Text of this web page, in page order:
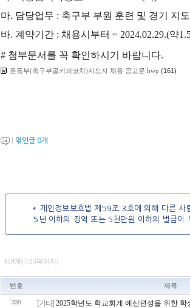
마. 담당업무 : 축구부 부원 훈련 및 경기 지도
바. 계약기간 : 채용시부터 ~ 2024.02.29.(약
# 첨부문서를 꼭 확인하시기 바랍니다.
운동부(축구부골키퍼코치)지도자 채용 공고문.hwp (161)
엮인글 0개
* 개인정보보호법 제59조 3호에 의해 다른 사
5년 이하의 징역 또는 5천만원 이하의 벌금이
459개(7/23페이지)
번호 제목
339 [기타] 2025학년도 학교회계 예산편성을 위한 학